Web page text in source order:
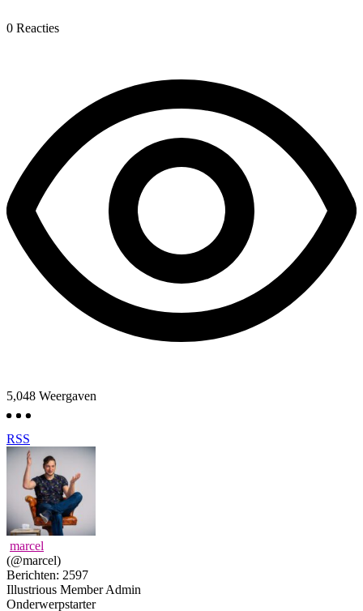
0 Reacties
5,048 Weergaven
RSS
marcel
(@marcel)
Berichten: 2597
Illustrious Member Admin
Onderwerpstarter